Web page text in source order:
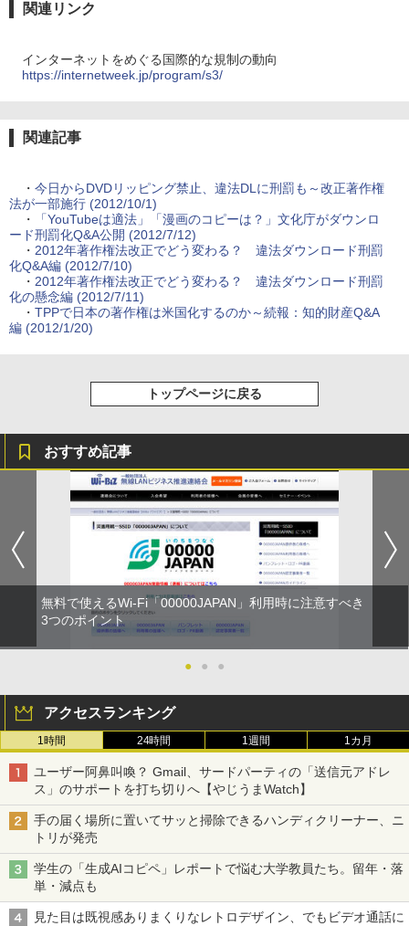
関連リンク
インターネットをめぐる国際的な規制の動向
https://internetweek.jp/program/s3/
関連記事
・ 今日からDVDリッピング禁止、違法DLに刑罰も～改正著作権
法が一部施行 (2012/10/1)
・
「YouTubeは適法」「漫画のコピーは？」文化庁がダウンロ
ード刑罰化Q&A公開 (2012/7/12)
・ 2012年著作権法改正でどう変わる？ 違法ダウンロード刑罰
化Q&A編 (2012/7/10)
・ 2012年著作権法改正でどう変わる？ 違法ダウンロード刑罰
化の懸念編 (2012/7/11)
・ TPPで日本の著作権は米国化するのか～続報：知的財産Q&A
編 (2012/1/20)
トップページに戻る
おすすめ記事
無料で使えるWi-Fi「00000JAPAN」利用時に注意すべき
3つのポイント
● ● ●
アクセスランキング
1時間 24時間 1週間 1カ月
ユーザー阿鼻叫喚？ Gmail、サードパーティの「送信元アドレ
ス」のサポートを打ち切りへ【やじうまWatch】
手の届く場所に置いてサッと掃除できるハンディクリーナー、ニ
トリが発売
学生の「生成AIコピペ」レポートで悩む大学教員たち。留年・落
単・減点も
見た目は既視感ありまくりなレトロデザイン、でもビデオ通話に